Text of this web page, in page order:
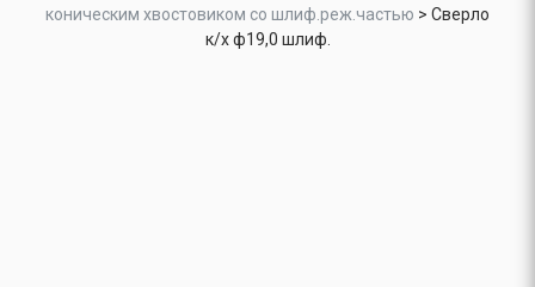
коническим хвостовиком со шлиф.реж.частью > Сверло
к/х ф19,0 шлиф.